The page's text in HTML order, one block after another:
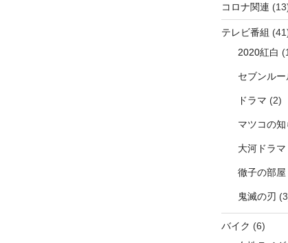
コロナ関連
テレビ番組
2020紅白
セブンルー
ドラマ (2)
マツコの
大河ドラマ
徹子の部屋
鬼滅の刃
バイク (6)